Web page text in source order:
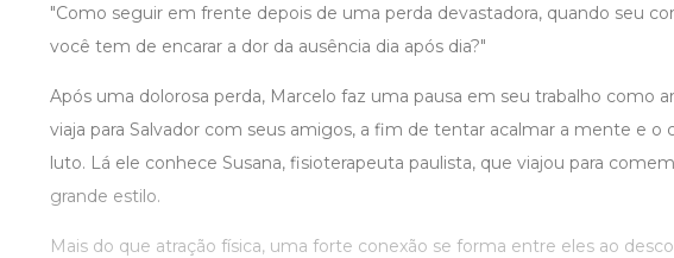
"Como seguir em frente depois de uma perda devastadora, quando seu
você tem de encarar a dor da ausência dia após dia?"
Após uma dolorosa perda, Marcelo faz uma pausa em seu trabalho como
viaja para Salvador com seus amigos, a fim de tentar acalmar a mente e o
luto. Lá ele conhece Susana, fisioterapeuta paulista, que viajou para
grande estilo.
Mais do que atração física, uma forte conexão se forma entre eles ao